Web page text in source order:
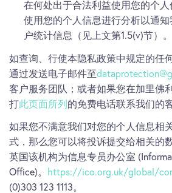
在何处出于合法利益使用您的个
使用您的个人信息进行分析以通
户统计信息（见上文第1.5(v)节）。
如查询、行使本隐私政策中规定的任
通过发送电子邮件至
客户服务团队；或者如果您在加里佛
打此页面所列 的免费电话联系我们的
如果您不满意我们对您的个人信息相
式，那么您可以将投诉提交给相关的
英国该机构为信息专员办公室
Office)。
https://ico.org.uk/global/
(0)303 123 1113。